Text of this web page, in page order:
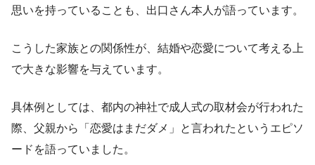
思いを持っていることも、出口さん本人が語っています。
こうした家族との関係性が、結婚や恋愛について考える上
で大きな影響を与えています。
具体例としては、都内の神社で成人式の取材会が行われた
際、父親から「恋愛はまだダメ」と言われたというエピソ
ードを語っていました。